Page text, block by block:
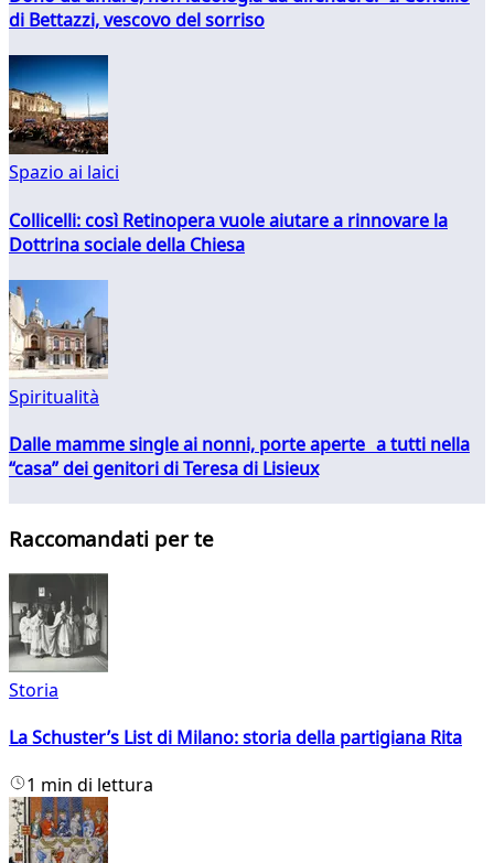
di Bettazzi, vescovo del sorriso
Spazio ai laici
Collicelli: così Retinopera vuole aiutare a rinnovare la
Dottrina sociale della Chiesa
Spiritualità
Dalle mamme single ai nonni, porte aperte a tutti nella
“casa” dei genitori di Teresa di Lisieux
Raccomandati per te
Storia
La Schuster’s List di Milano: storia della partigiana Rita
1 min di lettura